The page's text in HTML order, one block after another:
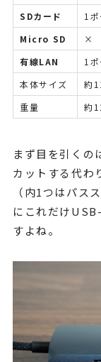
SDカード
1
Micro SD
×
有線LAN
1
本体サイズ
約
重量
約
まず目を引く
カットする代わ
（内1つはパス
にこれだけ
すよね。